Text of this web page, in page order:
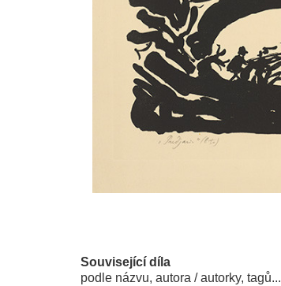
Související díla
podle názvu, autora / autorky, tagů...